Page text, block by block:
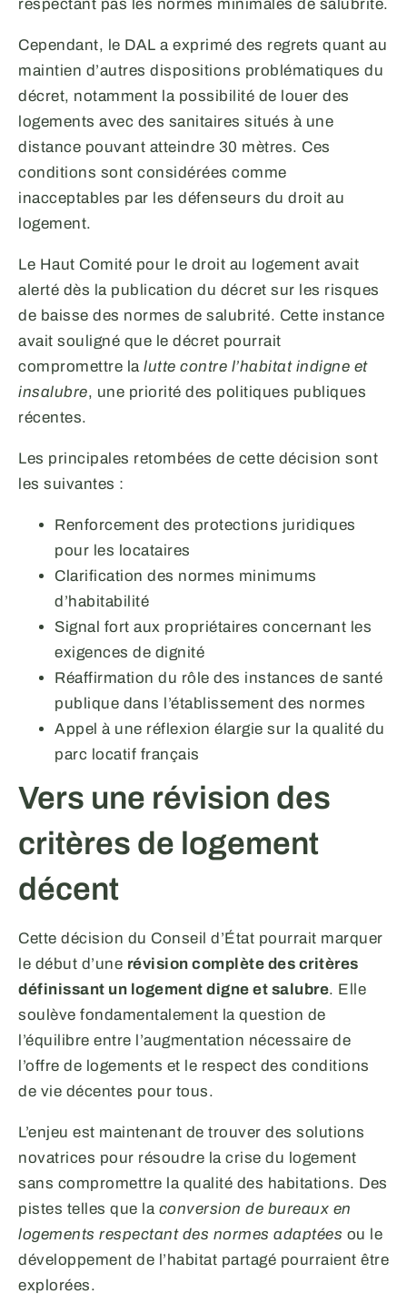
respectant pas les normes minimales de salubrité.
Cependant, le DAL a exprimé des regrets quant au
maintien d’autres dispositions problématiques du
décret, notamment la possibilité de louer des
logements avec des sanitaires situés à une
distance pouvant atteindre 30 mètres. Ces
conditions sont considérées comme
inacceptables par les défenseurs du droit au
logement.
Le Haut Comité pour le droit au logement avait
alerté dès la publication du décret sur les risques
de baisse des normes de salubrité. Cette instance
avait souligné que le décret pourrait
compromettre la lutte contre l’habitat indigne et
insalubre, une priorité des politiques publiques
récentes.
Les principales retombées de cette décision sont
les suivantes :
Renforcement des protections juridiques
pour les locataires
Clarification des normes minimums
d’habitabilité
Signal fort aux propriétaires concernant les
exigences de dignité
Réaffirmation du rôle des instances de santé
publique dans l’établissement des normes
Appel à une réflexion élargie sur la qualité du
parc locatif français
Vers une révision des
critères de logement
décent
Cette décision du Conseil d’État pourrait marquer
le début d’une révision complète des critères
définissant un logement digne et salubre. Elle
soulève fondamentalement la question de
l’équilibre entre l’augmentation nécessaire de
l’offre de logements et le respect des conditions
de vie décentes pour tous.
L’enjeu est maintenant de trouver des solutions
novatrices pour résoudre la crise du logement
sans compromettre la qualité des habitations. Des
pistes telles que la conversion de bureaux en
logements respectant des normes adaptées ou le
développement de l’habitat partagé pourraient être
explorées.